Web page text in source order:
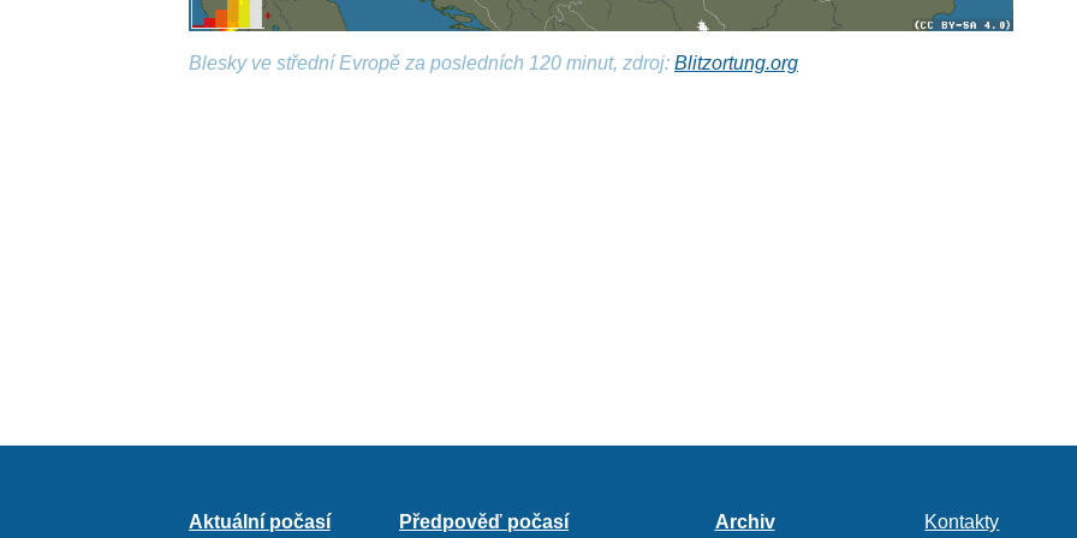
Blesky ve střední Evropě za posledních 120 minut, zdroj:Blitzortung.org
Aktuální počasí Předpověď počasí Archiv Kontakty